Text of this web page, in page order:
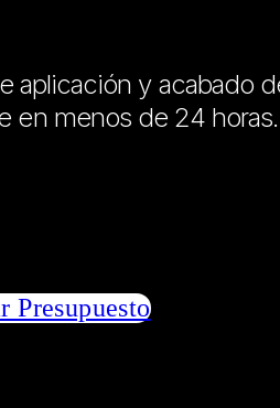
y acabado
en menos de 24 horas.
Presupuesto